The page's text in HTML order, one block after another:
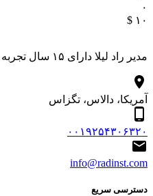
۰
۱۰ $
مدیر راد لیلا دارای ۱۵ سال تجربه کار با کودکان و نوجوانان می باشد. درباره مجموعه هنری آموزشی راد آموزش آنلاین شعار ماست.
آمریکا، دالاس، تگزاس
۰۰۱۹۲۵۴۳۰۶۳۲۰
info@radinst.com
دسترسی سریع